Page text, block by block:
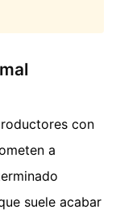
con
a
suele acabar